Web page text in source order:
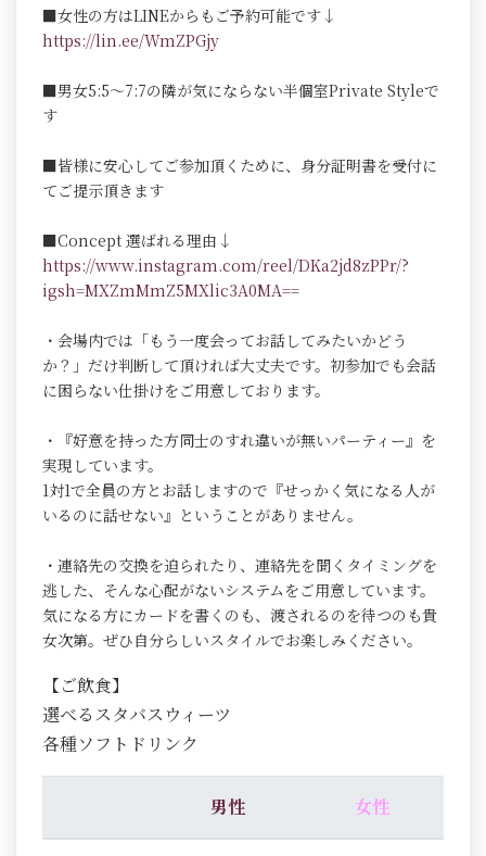
■女性の方はLINEからもご予約可能です↓
https://lin.ee/WmZPGjy
■男女5:5～7:7の隣が気にならない半個室Private Styleで
す
■皆様に安心してご参加頂くために、身分証明書を受付に
てご提示頂きます
■Concept 選ばれる理由↓
https://www.instagram.com/reel/DKa2jd8zPPr/?
igsh=MXZmMmZ5MXlic3A0MA==
・会場内では「もう一度会ってお話してみたいかどう
か？」だけ判断して頂ければ大丈夫です。初参加でも会話
に困らない仕掛けをご用意しております。
・『好意を持った方同士のすれ違いが無いパーティー』を
実現しています。
1対1で全員の方とお話しますので『せっかく気になる人が
いるのに話せない』ということがありません。
・連絡先の交換を迫られたり、連絡先を聞くタイミングを
逃した、そんな心配がないシステムをご用意しています。
気になる方にカードを書くのも、渡されるのを待つのも貴
女次第。ぜひ自分らしいスタイルでお楽しみください。
【ご飲食】
選べるスタバスウィーツ
各種ソフトドリンク
男性 女性